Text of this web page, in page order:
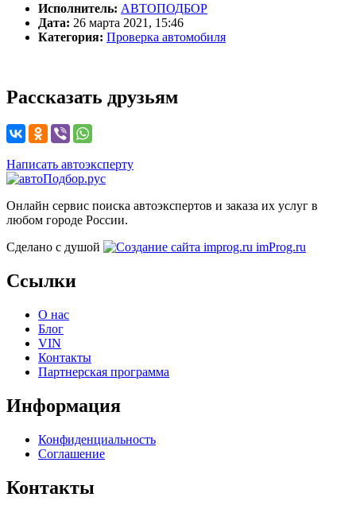
Исполнитель: АВТОПОДБОР
Дата: 26 марта 2021, 15:46
Категория: Проверка автомобиля
Рассказать друзьям
Написать автоэксперту
Онлайн сервис поиска автоэкспертов и заказа их услуг в
любом городе России.
Сделано с душой
imProg.ru
Ссылки
О нас
Блог
VIN
Контакты
Партнерская программа
Информация
Конфиденциальность
Соглашение
Контакты